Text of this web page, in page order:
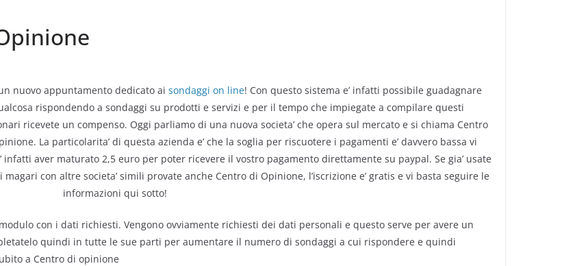
nuovo appuntamento dedicato ai sondaggi on line! Con questo sistema e’ infatti possibile guadagnare
rispondendo a sondaggi su prodotti e servizi e per il tempo che impiegate a compilare questi
ricevete un compenso. Oggi parliamo di una nuova societa’ che opera sul mercato e si chiama Centro
La particolarita’ di questa azienda e’ che la soglia per riscuotere i pagamenti e’ davvero bassa vi
infatti aver maturato 2,5 euro per poter ricevere il vostro pagamento direttamente su paypal. Se gia’ usate
con altre societa’ simili provate anche Centro di Opinione, l’iscrizione e’ gratis e vi basta seguire le
informazioni qui sotto!
con i dati richiesti. Vengono ovviamente richiesti dei dati personali e questo serve per avere un
quindi in tutte le sue parti per aumentare il numero di sondaggi a cui rispondere e quindi
a Centro di opinione